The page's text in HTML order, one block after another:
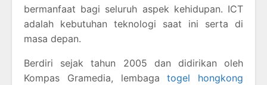
bermanfaat bagi seluruh aspek kehidupan. ICT
adalah kebutuhan teknologi saat ini serta di
masa depan.
Berdiri sejak tahun 2005 dan didirikan oleh
Kompas Gramedia, lembagatogel hongkong